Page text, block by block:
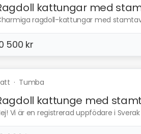
kattungar med
ragdoll-kattungar med
500 kr
· Tumba
kattunge med
Vi är en registrerad uppfödare i